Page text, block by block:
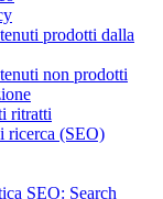
prodotti dalla
non prodotti
ritratti
ricerca (SEO)
SEO: Search